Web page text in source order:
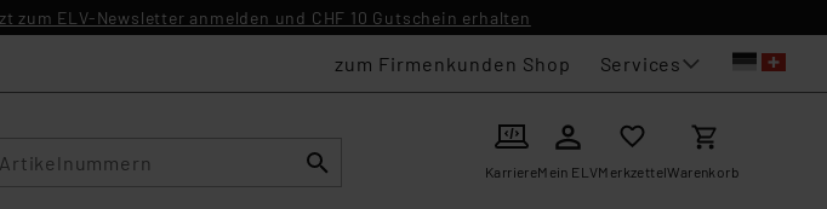
zum ELV-Newsletter anmelden und CHF 10 Gutschein erhalten
zum Firmenkunden Shop Services
KarriereMein ELVMerkzettelWarenkorb